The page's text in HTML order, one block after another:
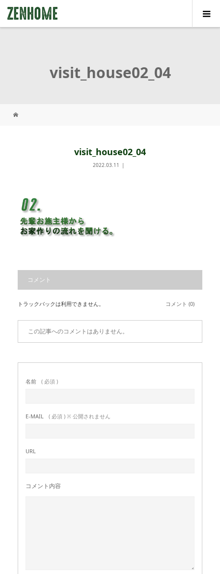
visit_house02_04
visit_house02_04
2022.03.11
コメント
トラックバックは利用できません。 コメント (0)
この記事へのコメントはありません。
名前 ( 必須 )
E-MAIL ( 必須 ) ※ 公開されません
URL
コメント内容